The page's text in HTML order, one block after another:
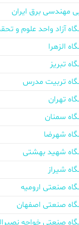
مهندسی برق ایران
آزاد واحد علوم و
الزهرا
تبریز
تربیت مدرس
تهران
سمنان
شهرضا
شهید بهشتی
شیراز
صنعتی ارومیه
صنعتی اصفهان
صنعتی خواجه